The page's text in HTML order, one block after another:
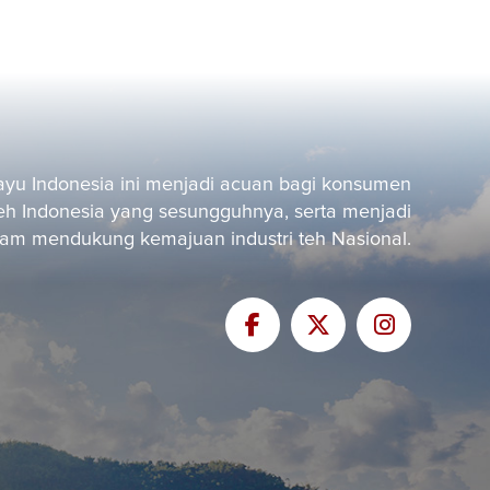
Indonesia ini menjadi acuan bagi konsumen
Indonesia yang sesungguhnya, serta menjadi
mendukung kemajuan industri teh Nasional.